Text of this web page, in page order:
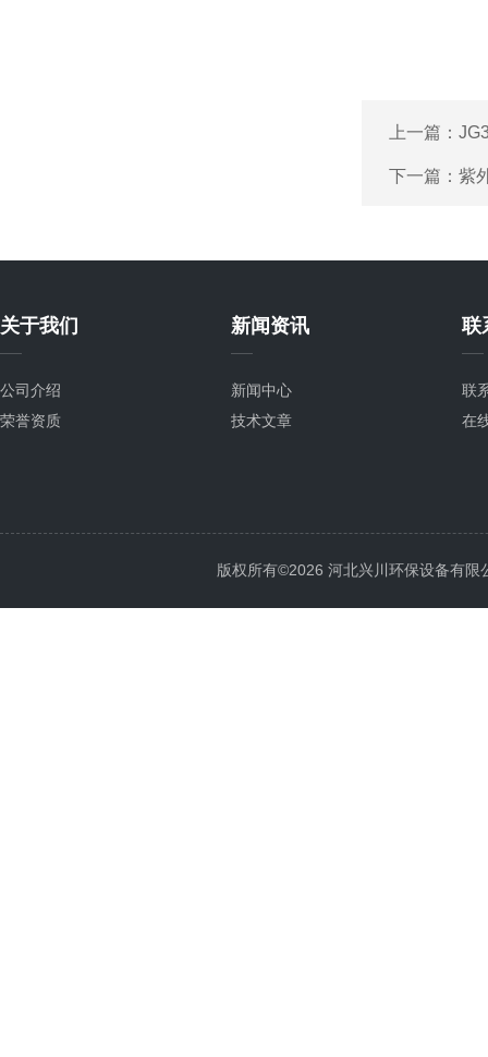
上一篇：
下一篇： 紫
关于我们
公司介绍
荣誉资质
新闻资讯
新闻中心
技术文章
联
联
在
版权所有©2026 河北兴川环保设备有